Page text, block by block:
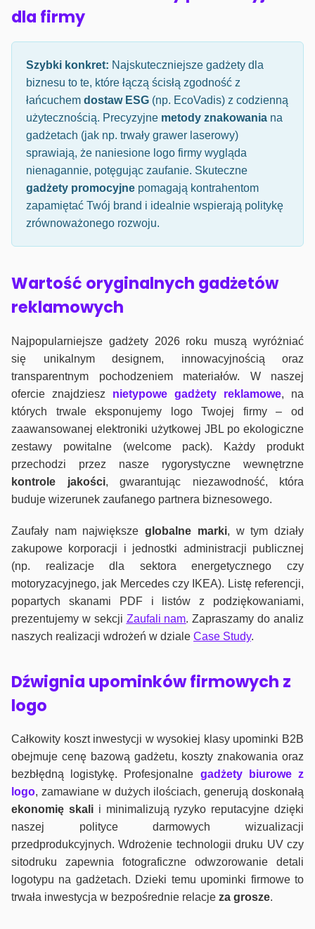
dla firmy
Szybki konkret: Najskuteczniejsze gadżety dla
biznesu to te, które łączą ścisłą zgodność z
łańcuchem dostaw ESG (np. EcoVadis) z codzienną
użytecznością. Precyzyjne metody znakowania na
gadżetach (jak np. trwały grawer laserowy)
sprawiają, że naniesione logo firmy wygląda
nienagannie, potęgując zaufanie. Skuteczne
gadżety promocyjne pomagają kontrahentom
zapamiętać Twój brand i idealnie wspierają politykę
zrównoważonego rozwoju.
Wartość oryginalnych gadżetów
reklamowych
Najpopularniejsze gadżety 2026 roku muszą wyróżniać
się unikalnym designem, innowacyjnością oraz
transparentnym pochodzeniem materiałów. W naszej
ofercie znajdziesz nietypowe gadżety reklamowe, na
których trwale eksponujemy logo Twojej firmy – od
zaawansowanej elektroniki użytkowej JBL po ekologiczne
zestawy powitalne (welcome pack). Każdy produkt
przechodzi przez nasze rygorystyczne wewnętrzne
kontrole jakości, gwarantując niezawodność, która
buduje wizerunek zaufanego partnera biznesowego.
Zaufały nam największeglobalne marki, w tym działy
zakupowe korporacji i jednostki administracji publicznej
(np. realizacje dla sektora energetycznego czy
motoryzacyjnego, jak Mercedes czy IKEA). Listę referencji,
popartych skanami PDF i listów z podziękowaniami,
prezentujemy w sekcji Zaufali nam. Zapraszamy do analiz
naszych realizacji wdrożeń w dziale Case Study.
Dźwignia upominków firmowych z
logo
Całkowity koszt inwestycji w wysokiej klasy upominki B2B
obejmuje cenę bazową gadżetu, koszty znakowania oraz
bezbłędną logistykę. Profesjonalne gadżety biurowe z
logo, zamawiane w dużych ilościach, generują doskonałą
ekonomię skalii minimalizują ryzyko reputacyjne dzięki
naszej polityce darmowych wizualizacji
przedprodukcyjnych. Wdrożenie technologii druku UV czy
sitodruku zapewnia fotograficzne odwzorowanie detali
logotypu na gadżetach. Dzieki temu upominki firmowe to
trwała inwestycja w bezpośrednie relacje za grosze.